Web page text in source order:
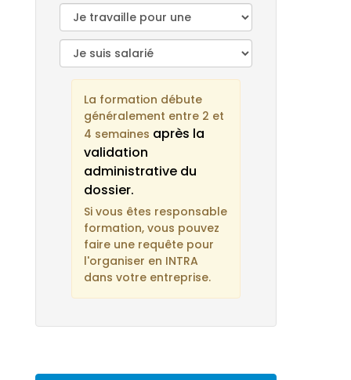
La formation débute
généralement entre 2 et
4 semaines après la
validation
administrative du
dossier.
Si vous êtes responsable
formation, vous pouvez
faire une requête pour
l'organiser en INTRA
dans votre entreprise.